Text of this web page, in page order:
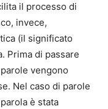
il processo di
invece,
(il significato
Prima di passare
vengono
Nel caso di parole
è stata